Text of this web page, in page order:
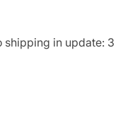
shipping in update: 3